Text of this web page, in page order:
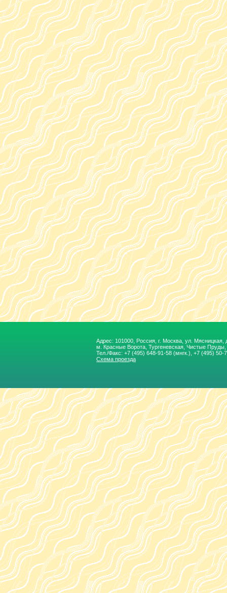
Адрес: 101000, Россия, г. Москва, ул. Мясницкая,
м. Красные Ворота, Тургеневская, Чиcтые
Тел./Факс: +7 (495) 648-91-58 (мнгк.), +7 (495) 50-
Схема проезда